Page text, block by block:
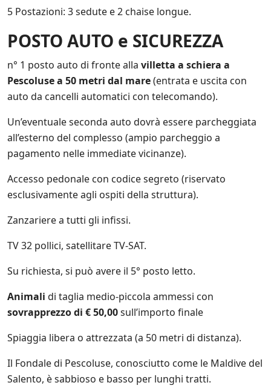
.
t
e
s
u
l
l
p
r
o
m
z
o
i
c
n
a
t
e
n
h
e
d
5 Postazioni: 3 sedute e 2 chaise longue.
POSTO AUTO e SICUREZZA
n° 1 posto auto di fronte alla villetta a schiera a
Pescoluse a 50 metri dal mare(entrata e uscita con
auto da cancelli automatici con telecomando).
Un’eventuale seconda auto dovrà essere parcheggiata
all’esterno del complesso (ampio parcheggio a
pagamento nelle immediate vicinanze).
Accesso pedonale con codice segreto (riservato
esclusivamente agli ospiti della struttura).
Zanzariere a tutti gli infissi.
TV 32 pollici, satellitare TV-SAT.
Su richiesta, si può avere il 5° posto letto.
Animali di taglia medio-piccola ammessi con
sovrapprezzo di € 50,00sull’importo finale
Spiaggia libera o attrezzata (a 50 metri di distanza).
Il Fondale di Pescoluse, conosciutto come le Maldive del
Salento, è sabbioso e basso per lunghi tratti.